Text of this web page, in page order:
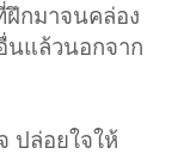
ฝึกมาจนคล่อง
นแล้วนอกจาก
ปล่อยใจให้